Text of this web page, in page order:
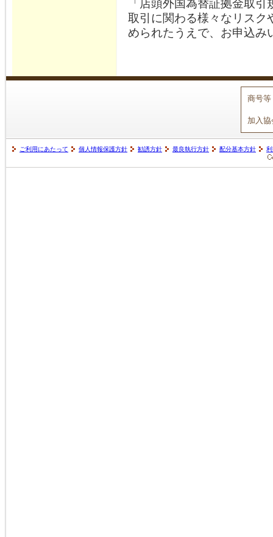
「店頭外国為替証拠金取
取引に関わる様々なリスク
められたうえで、お申込み
商号等
加入協
ご利用にあたって 個人情報保護方針 勧誘方針 最良執行方針 配分基本方針